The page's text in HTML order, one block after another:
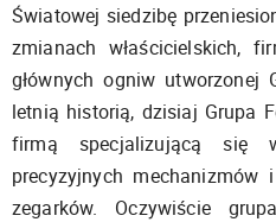
Światowej siedzibę
zmianach właścicielskich,
głównych ogniw utworzonej
letnią historią, dzisiaj Grupa
firmą specjalizującą się
precyzyjnych
zegarków. Oczywiście